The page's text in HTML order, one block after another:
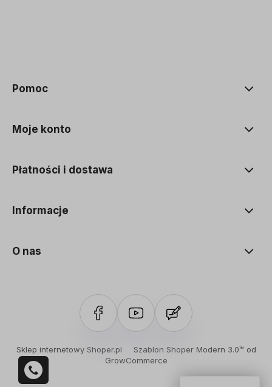
Pomoc
Moje konto
Płatności i dostawa
Informacje
O nas
Sklep internetowy Shoper.pl Szablon Shoper Modern 3.0™ od
GrowCommerce